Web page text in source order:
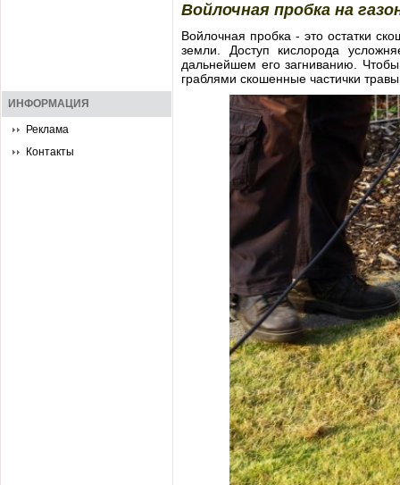
ИНФОРМАЦИЯ
Реклама
Контакты
Войлочная пробка на
Войлочная пробка - это остатки
земли. Доступ кислорода
дальнейшем его загниванию.
граблями скошенные частички